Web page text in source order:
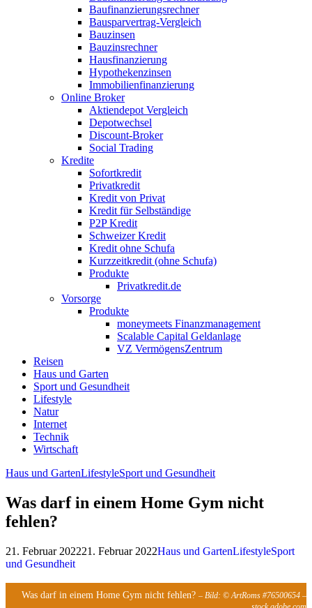
Baufinanzierungsrechner
Bausparvertrag-Vergleich
Bauzinsen
Bauzinsrechner
Hausfinanzierung
Hypothekenzinsen
Immobilienfinanzierung
Online Broker
Aktiendepot Vergleich
Depotwechsel
Discount-Broker
Social Trading
Kredite
Sofortkredit
Privatkredit
Kredit von Privat
Kredit für Selbständige
P2P Kredit
Schweizer Kredit
Kredit ohne Schufa
Kurzzeitkredit (ohne Schufa)
Produkte
Privatkredit.de
Vorsorge
Produkte
moneymeets Finanzmanagement
Scalable Capital Geldanlage
VZ VermögensZentrum
Reisen
Haus und Garten
Sport und Gesundheit
Lifestyle
Natur
Internet
Technik
Wirtschaft
Haus und GartenLifestyleSport und Gesundheit
Was darf in einem Home Gym nicht
fehlen?
21. Februar 202221. Februar 2022Haus und GartenLifestyleSport
und Gesundheit
Was darf in einem Home Gym nicht fehlen? – Bild: © ArtRoms #76500654 –